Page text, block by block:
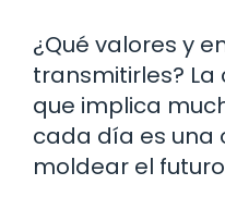
¿Qué valores y
transmitirles? La
que implica
cada día es una
moldear el